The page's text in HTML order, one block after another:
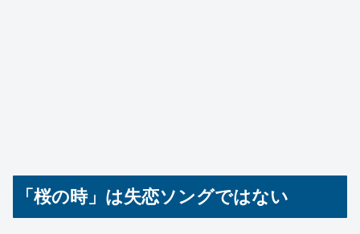
「桜の時」は失恋ソングではない